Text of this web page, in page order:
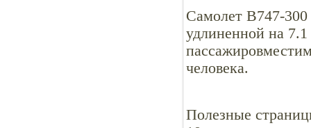
Самолет В747-300
удлиненной на 7.1
человека.
Полезные